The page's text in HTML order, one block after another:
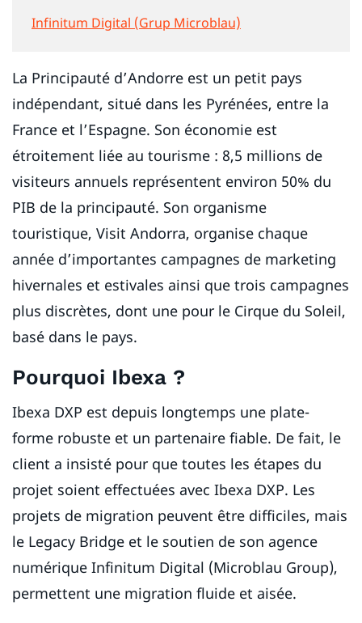
Infinitum Digital (Grup Microblau)
La Principauté d’Andorre est un petit pays
indépendant, situé dans les Pyrénées, entre la
France et l’Espagne. Son économie est
étroitement liée au tourisme : 8,5 millions de
visiteurs annuels représentent environ 50% du
PIB de la principauté. Son organisme
touristique, Visit Andorra, organise chaque
année d’importantes campagnes de marketing
hivernales et estivales ainsi que trois campagnes
plus discrètes, dont une pour le Cirque du Soleil,
basé dans le pays.
Pourquoi Ibexa ?
Ibexa DXP est depuis longtemps une plate-
forme robuste et un partenaire fiable. De fait, le
client a insisté pour que toutes les étapes du
projet soient effectuées avec Ibexa DXP. Les
projets de migration peuvent être difficiles, mais
le Legacy Bridge et le soutien de son agence
numérique Infinitum Digital (Microblau Group),
permettent une migration fluide et aisée.